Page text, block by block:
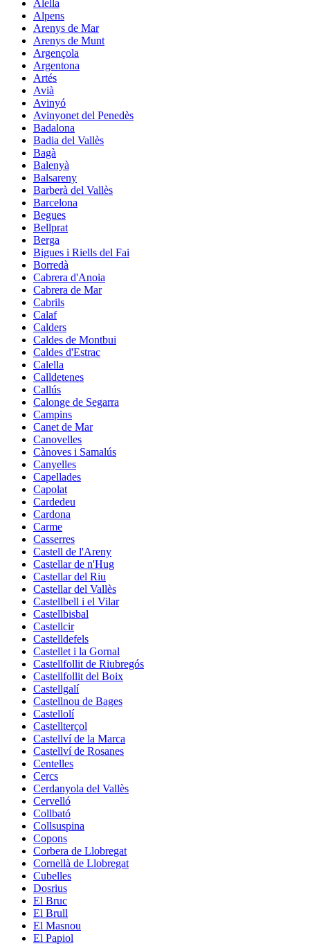
Alella
Alpens
Arenys de Mar
Arenys de Munt
Argençola
Argentona
Artés
Avià
Avinyó
Avinyonet del Penedès
Badalona
Badia del Vallès
Bagà
Balenyà
Balsareny
Barberà del Vallès
Barcelona
Begues
Bellprat
Berga
Bigues i Riells del Fai
Borredà
Cabrera d'Anoia
Cabrera de Mar
Cabrils
Calaf
Calders
Caldes de Montbui
Caldes d'Estrac
Calella
Calldetenes
Callús
Calonge de Segarra
Campins
Canet de Mar
Canovelles
Cànoves i Samalús
Canyelles
Capellades
Capolat
Cardedeu
Cardona
Carme
Casserres
Castell de l'Areny
Castellar de n'Hug
Castellar del Riu
Castellar del Vallès
Castellbell i el Vilar
Castellbisbal
Castellcir
Castelldefels
Castellet i la Gornal
Castellfollit de Riubregós
Castellfollit del Boix
Castellgalí
Castellnou de Bages
Castellolí
Castellterçol
Castellví de la Marca
Castellví de Rosanes
Centelles
Cercs
Cerdanyola del Vallès
Cervelló
Collbató
Collsuspina
Copons
Corbera de Llobregat
Cornellà de Llobregat
Cubelles
Dosrius
El Bruc
El Brull
El Masnou
El Papiol